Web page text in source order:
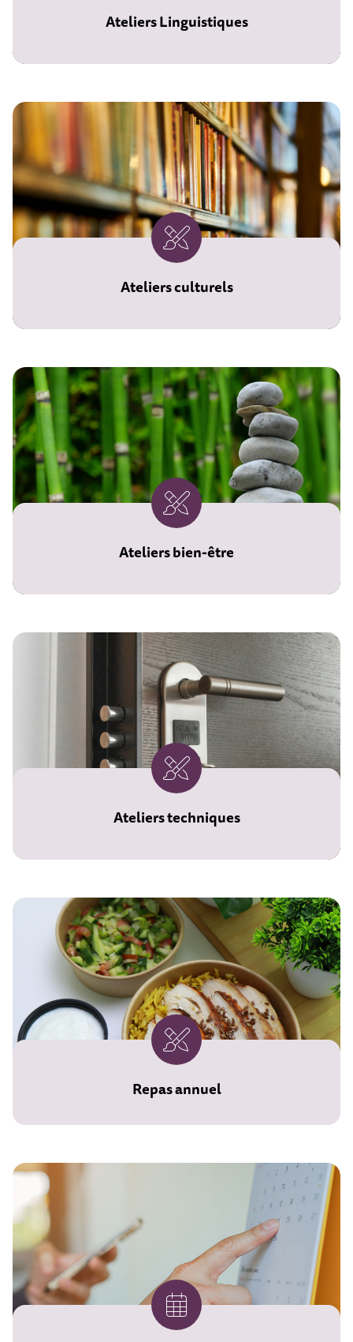
Ateliers Linguistiques
Ateliers culturels
Ateliers bien-être
Ateliers techniques
Repas annuel